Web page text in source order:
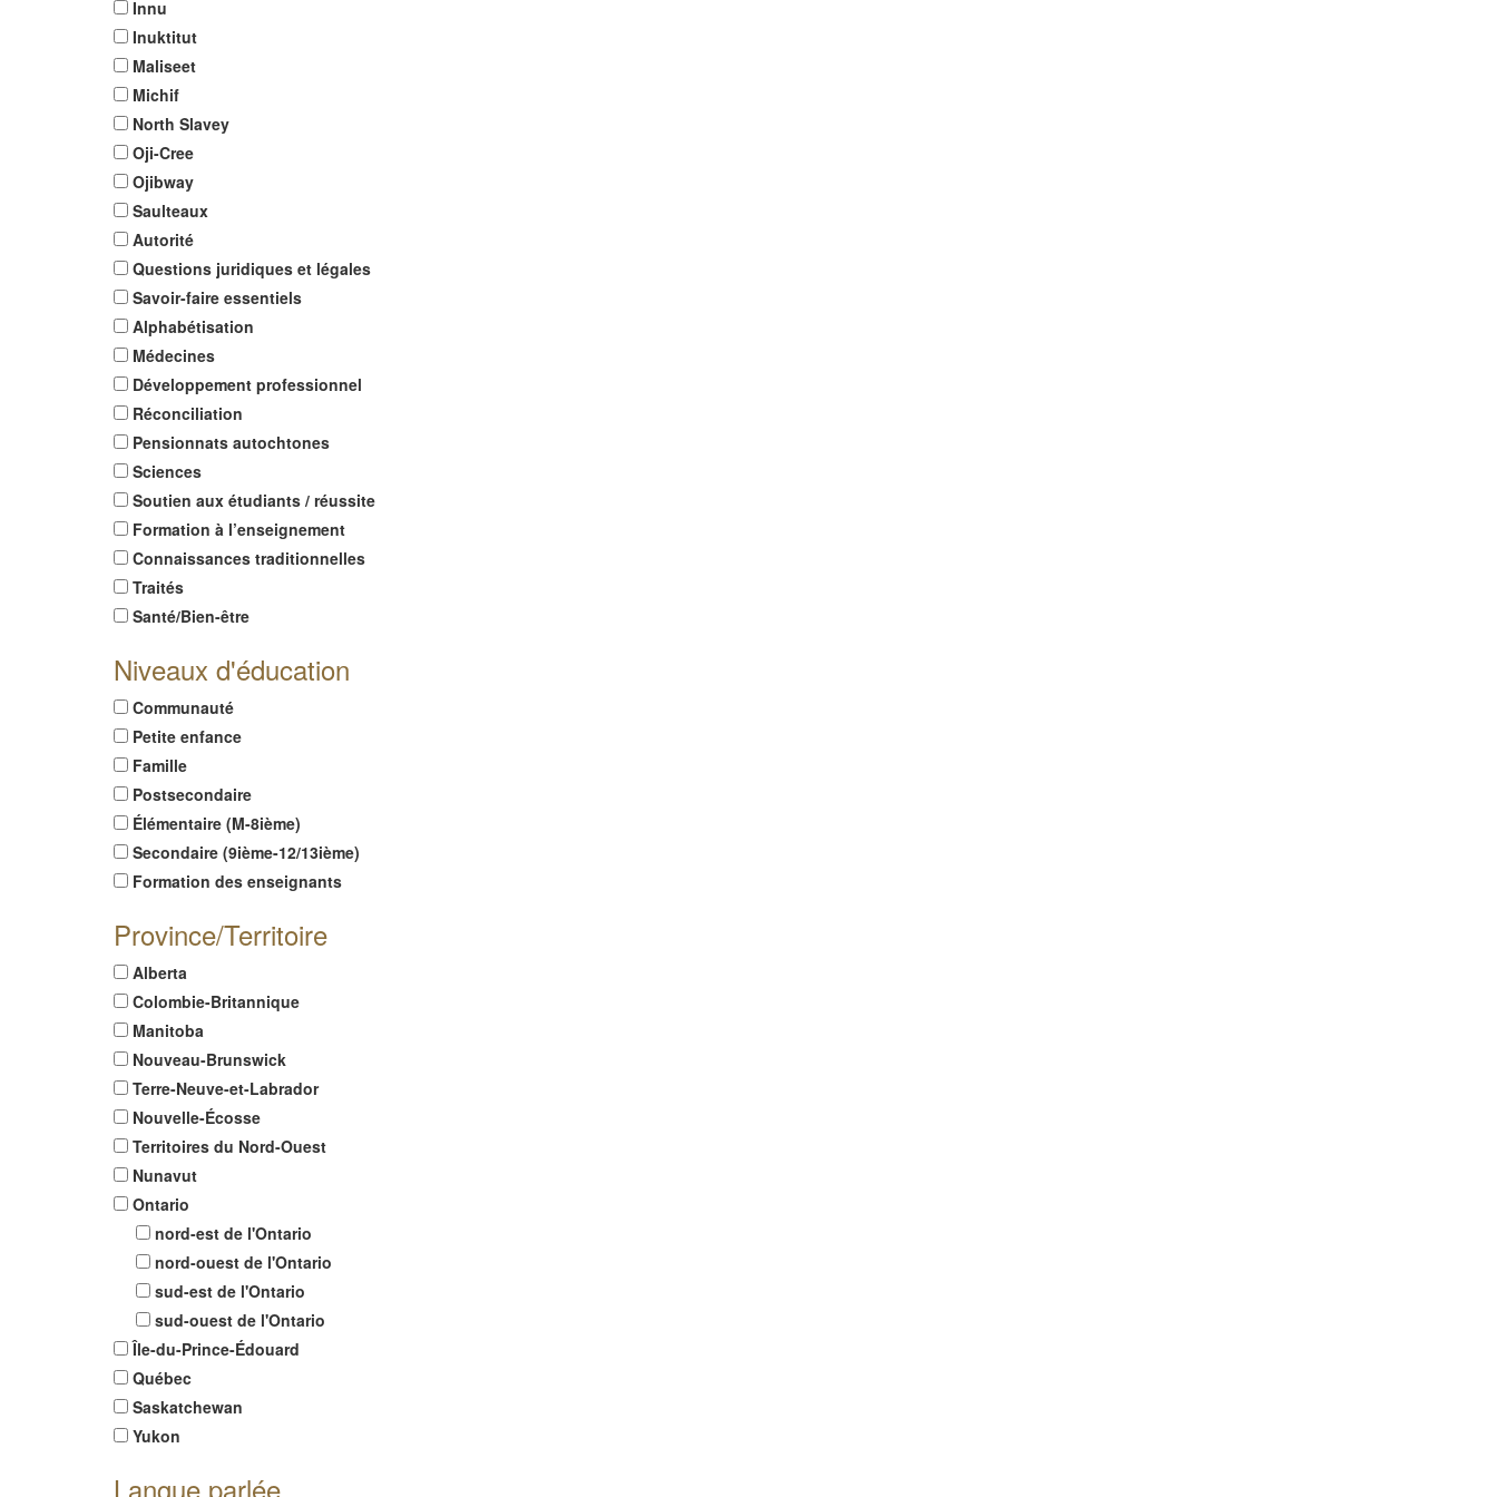
Innu
Inuktitut
Maliseet
Michif
North Slavey
Oji-Cree
Ojibway
Saulteaux
Autorité
Questions juridiques et légales
Savoir-faire essentiels
Alphabétisation
Médecines
Développement professionnel
Réconciliation
Pensionnats autochtones
Sciences
Soutien aux étudiants / réussite
Formation à l’enseignement
Connaissances traditionnelles
Traités
Santé/Bien-être
Niveaux d'éducation
Communauté
Petite enfance
Famille
Postsecondaire
Élémentaire (M-8ième)
Secondaire (9ième-12/13ième)
Formation des enseignants
Province/Territoire
Alberta
Colombie-Britannique
Manitoba
Nouveau-Brunswick
Terre-Neuve-et-Labrador
Nouvelle-Écosse
Territoires du Nord-Ouest
Nunavut
Ontario
nord-est de l'Ontario
nord-ouest de l'Ontario
sud-est de l'Ontario
sud-ouest de l'Ontario
Île-du-Prince-Édouard
Québec
Saskatchewan
Yukon
Langue parlée